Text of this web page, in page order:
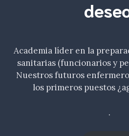
Academia líder en la
sanitarias (funcionarios y
Nuestros futuros
los primeros puestos
.